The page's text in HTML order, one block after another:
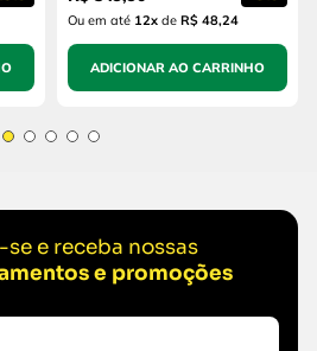
Ou em até 12x de R$ 48,24
ADICIONAR AO CARRINHO
e receba nossas
e promoções